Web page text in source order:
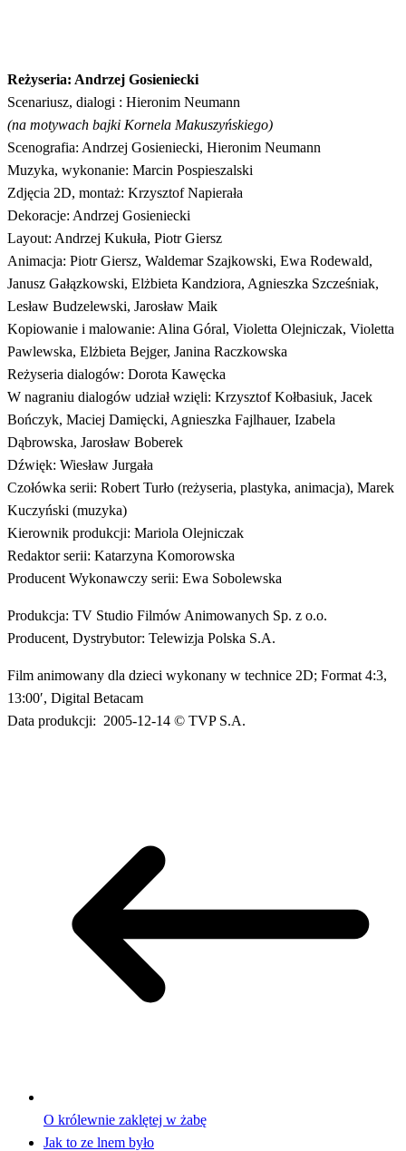
Reżyseria: Andrzej Gosieniecki
Scenariusz, dialogi : Hieronim Neumann
(na motywach bajki Kornela Makuszyńskiego)
Scenografia: Andrzej Gosieniecki, Hieronim Neumann
Muzyka, wykonanie: Marcin Pospieszalski
Zdjęcia 2D, montaż: Krzysztof Napierała
Dekoracje: Andrzej Gosieniecki
Layout: Andrzej Kukuła, Piotr Giersz
Animacja: Piotr Giersz, Waldemar Szajkowski, Ewa Rodewald,
Janusz Gałązkowski, Elżbieta Kandziora, Agnieszka Szcześniak,
Lesław Budzelewski, Jarosław Maik
Kopiowanie i malowanie: Alina Góral, Violetta Olejniczak, Violetta
Pawlewska, Elżbieta Bejger, Janina Raczkowska
Reżyseria dialogów: Dorota Kawęcka
W nagraniu dialogów udział wzięli: Krzysztof Kołbasiuk, Jacek
Bończyk, Maciej Damięcki, Agnieszka Fajlhauer, Izabela
Dąbrowska, Jarosław Boberek
Dźwięk: Wiesław Jurgała
Czołówka serii: Robert Turło (reżyseria, plastyka, animacja), Marek
Kuczyński (muzyka)
Kierownik produkcji: Mariola Olejniczak
Redaktor serii: Katarzyna Komorowska
Producent Wykonawczy serii: Ewa Sobolewska
Produkcja: TV Studio Filmów Animowanych Sp. z o.o.
Producent, Dystrybutor: Telewizja Polska S.A.
Film animowany dla dzieci wykonany w technice 2D; Format 4:3,
13:00′, Digital Betacam
Data produkcji: 2005-12-14 © TVP S.A.
O królewnie zaklętej w żabę
Jak to ze lnem było